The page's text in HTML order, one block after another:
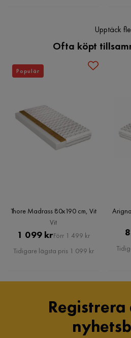
Upptäck
Ofta köpt
Thore Madrass 80x190 cm, Vit
Vit
Pris
1 099 krOriginal
Pris
Förr 1 499 kr
Tidigare lägsta pris 1 099 kr
Populär